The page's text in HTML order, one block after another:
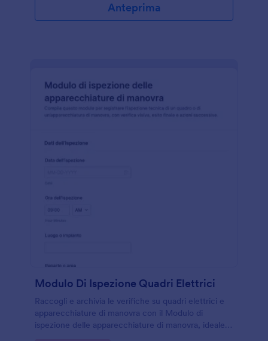
Anteprima
Modulo Di Ispezione Quadri Elettrici
Raccogli e archivia le verifiche su quadri elettrici e
apparecchiature di manovra con il Modulo di
ispezione delle apparecchiature di manovra, ideale